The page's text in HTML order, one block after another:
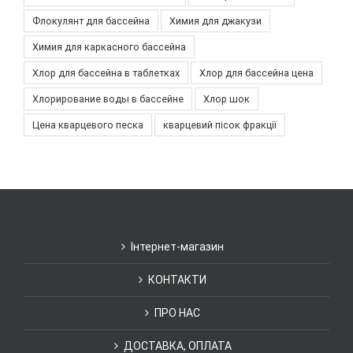
Флокулянт для бассейна Химия для джакузи
Химия для каркасного бассейна
Хлор для бассейна в таблетках Хлор для бассейна цена
Хлорирование воды в бассейне Хлор шок
Цена кварцевого песка кварцевий пісок фракції
Інтернет-магазин
КОНТАКТИ
ПРО НАС
ДОСТАВКА, ОПЛАТА